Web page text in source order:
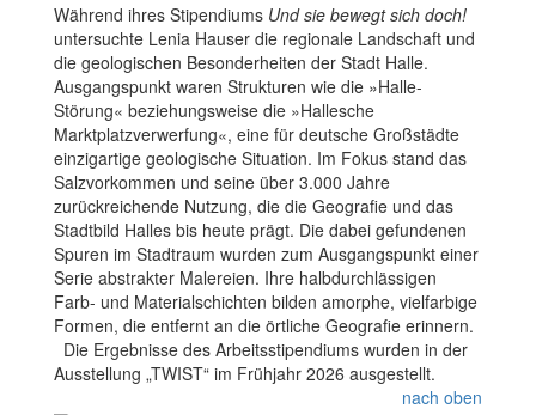
Während ihres Stipendiums Und sie bewegt sich doch!
untersuchte Lenia Hauser die regionale Landschaft und
die geologischen Besonderheiten der Stadt Halle.
Ausgangspunkt waren Strukturen wie die »Halle-
Störung« beziehungsweise die »Hallesche
Marktplatzverwerfung«, eine für deutsche Großstädte
einzigartige geologische Situation. Im Fokus stand das
Salzvorkommen und seine über 3.000 Jahre
zurückreichende Nutzung, die die Geografie und das
Stadtbild Halles bis heute prägt. Die dabei gefundenen
Spuren im Stadtraum wurden zum Ausgangspunkt einer
Serie abstrakter Malereien. Ihre halbdurchlässigen
Farb- und Materialschichten bilden amorphe, vielfarbige
Formen, die entfernt an die örtliche Geografie erinnern.
Die Ergebnisse des Arbeitsstipendiums wurden in der
Ausstellung „TWIST“ im Frühjahr 2026 ausgestellt.
nach oben